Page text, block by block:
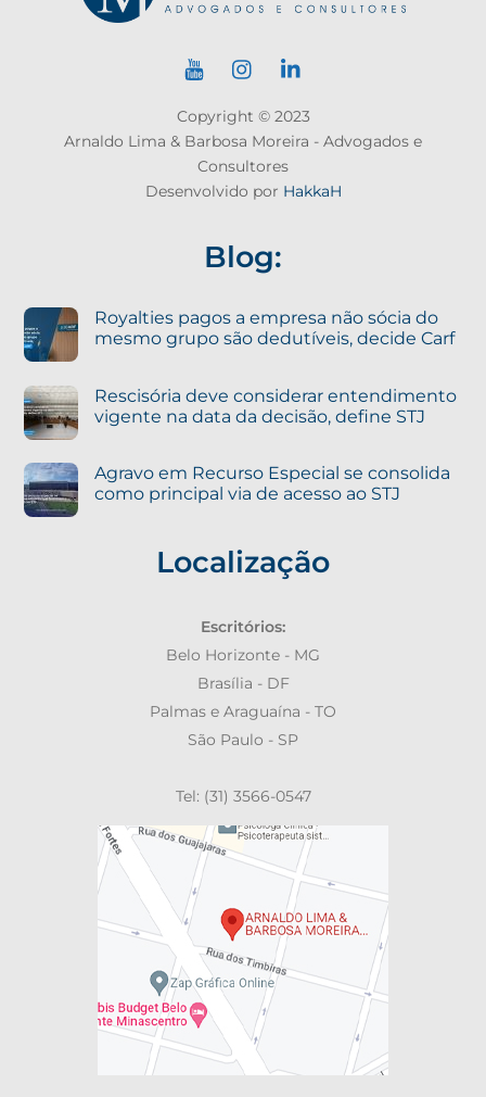
Copyright © 2023
Arnaldo Lima & Barbosa Moreira - Advogados e
Consultores
Desenvolvido por HakkaH
Blog:
Royalties pagos a empresa não sócia do
mesmo grupo são dedutíveis, decide Carf
Rescisória deve considerar entendimento
vigente na data da decisão, define STJ
Agravo em Recurso Especial se consolida
como principal via de acesso ao STJ
Localização
Escritórios:
Belo Horizonte - MG
Brasília - DF
Palmas e Araguaína - TO
São Paulo - SP
Tel: (31) 3566-0547